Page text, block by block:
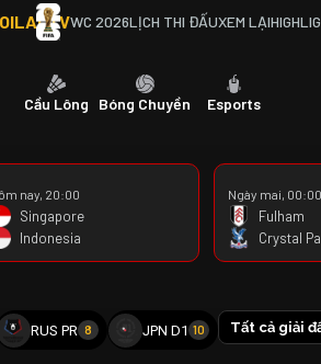
WC 2026LỊCH THI ĐẤUXEM LẠI
Cầu Lông Bóng Chuyền Esports
nay, 20:00
Singapore
Indonesia
Ngày mai, 00:00
Fulham
Crystal
RUS PR 8 JPN D1 10 Tất cả giải